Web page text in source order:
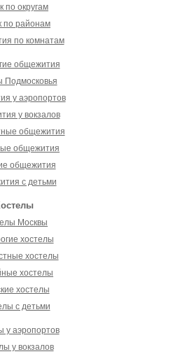
по округам
по районам
по комнатам
общежития
Подмосковья
у аэропортов
у вокзалов
общежития
общежития
общежития
с детьми
Москвы
хостелы
хостелы
хостелы
хостелы
с детьми
у аэропортов
у вокзалов